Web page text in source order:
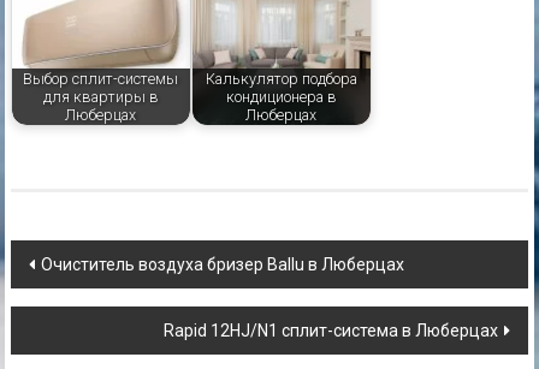
Выбор сплит-системы
для квартиры в
Люберцах
Калькулятор подбора
кондиционера в
Люберцах
Навигация
по
записям
Очиститель воздуха бризер Ballu в Люберцах
Rapid 12HJ/N1 сплит-система в Люберцах